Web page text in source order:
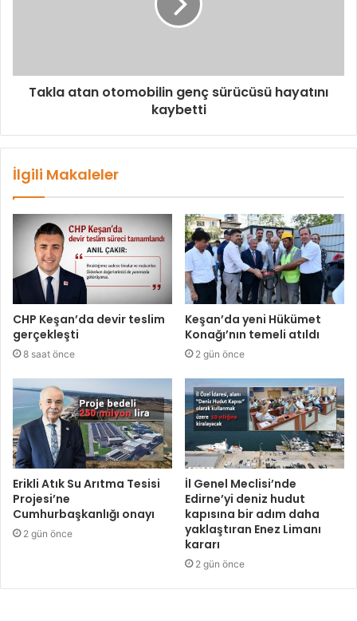
Takla atan otomobilin genç sürücüsü hayatını
kaybetti
İlgili Makaleler
CHP Keşan’da devir teslim
gerçekleşti
8 saat önce
Keşan’da yeni Hükümet
Konağı’nın temeli atıldı
2 gün önce
Erikli Atık Su Arıtma Tesisi
Projesi’ne
Cumhurbaşkanlığı onayı
2 gün önce
İl Genel Meclisi’nde
Edirne’yi deniz hudut
kapısına bir adım daha
yaklaştıran Enez Limanı
kararı
2 gün önce